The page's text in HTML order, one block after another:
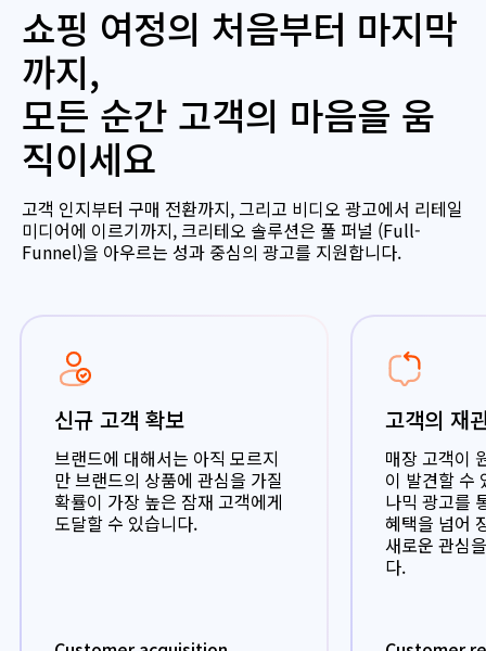
쇼핑 여정의 처음부터 마지막
까지,
모든 순간 고객의 마음을 움
직이세요
고객 인지부터 구매 전환까지, 그리고 비디오 광고에서 리테일
미디어에 이르기까지, 크리테오 솔루션은 풀 퍼널 (Full-
Funnel)을 아우르는 성과 중심의 광고를 지원합니다.
신규 고객 확보
브랜드에 대해서는 아직 모르지
만 브랜드의 상품에 관심을 가질
확률이 가장 높은 잠재 고객에게
도달할 수 있습니다.
고객의 재
매장 고객이
이 발견할 수
나믹 광고를
혜택을 넘어
새로운 관심
다.